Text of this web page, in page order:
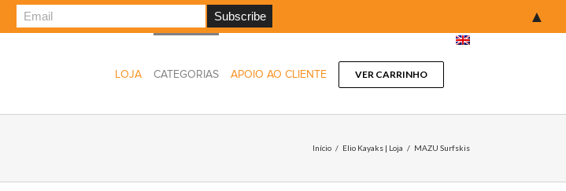
LOJA CATEGORIAS APOIO AO CLIENTE VER CARRINHO
Início / Elio Kayaks | Loja / MAZU Surfskis
▲